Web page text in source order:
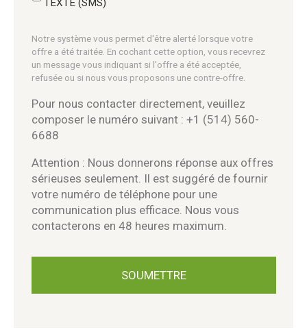
TEXTE (SMS)
Notre système vous permet d'être alerté lorsque votre
offre a été traitée. En cochant cette option, vous recevrez
un message vous indiquant si l'offre a été acceptée,
refusée ou si nous vous proposons une contre-offre.
Pour nous contacter directement, veuillez
composer le numéro suivant : +1 (514) 560-
6688
Attention : Nous donnerons réponse aux offres
sérieuses seulement. Il est suggéré de fournir
votre numéro de téléphone pour une
communication plus efficace. Nous vous
contacterons en 48 heures maximum.